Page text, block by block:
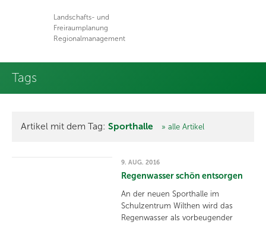
Landschafts- und
Freiraumplanung
Regionalmanagement
Tags
Artikel mit dem Tag: Sporthalle » alle Artikel
9. AUG. 2016
Regenwasser schön entsorgen
An der neuen Sporthalle im
Schulzentrum Wilthen wird das
Regenwasser als vorbeugender